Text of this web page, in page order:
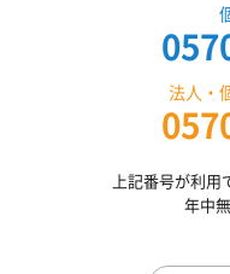
法人・
上記番号が利
年中無